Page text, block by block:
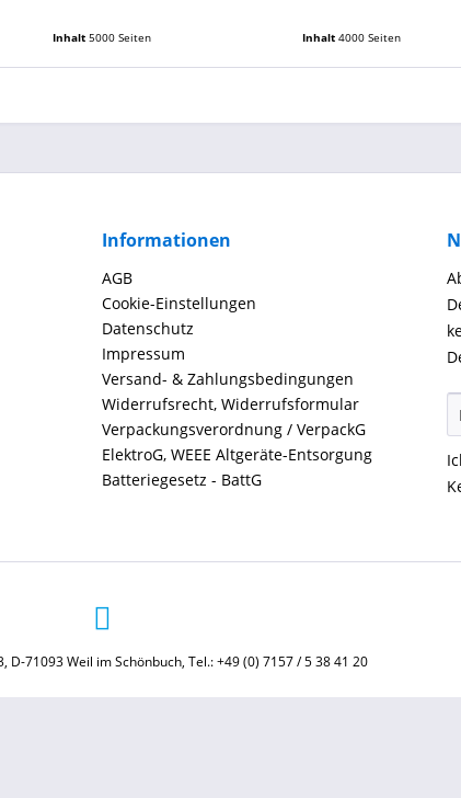
Inhalt 5000 Seiten Inhalt 4000 Seiten
Informationen
AGB
Cookie-Einstellungen
Datenschutz
Impressum
Versand- & Zahlungsbedingungen
Widerrufsrecht, Widerrufsformular
Verpackungsverordnung / VerpackG
ElektroG, WEEE Altgeräte-Entsorgung
Batteriegesetz - BattG
D-71093 Weil im Schönbuch, Tel.: +49 (0) 7157 / 5 38 41 20